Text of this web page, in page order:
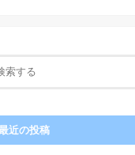
近の投稿